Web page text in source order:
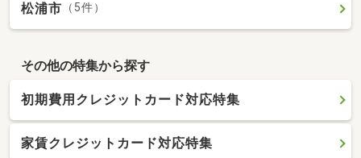
松浦市 （5件）
その他の特集から探す
初期費用クレジットカード対応特集
家賃クレジットカード対応特集